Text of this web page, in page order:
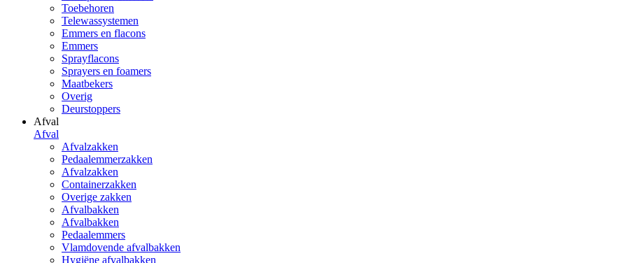
Toebehoren
Telewassystemen
Emmers en flacons
Emmers
Sprayflacons
Sprayers en foamers
Maatbekers
Overig
Deurstoppers
Afval
Afval
Afvalzakken
Pedaalemmerzakken
Afvalzakken
Containerzakken
Overige zakken
Afvalbakken
Afvalbakken
Pedaalemmers
Vlamdovende afvalbakken
Hygiëne afvalbakken